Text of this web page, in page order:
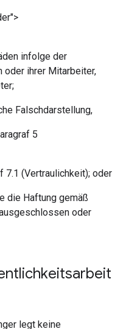
infolge der
oder ihrer Mitarbeiter,
Falschdarstellung,
5
7.1 (Vertraulichkeit); oder
die Haftung gemäß
oder
legt keine